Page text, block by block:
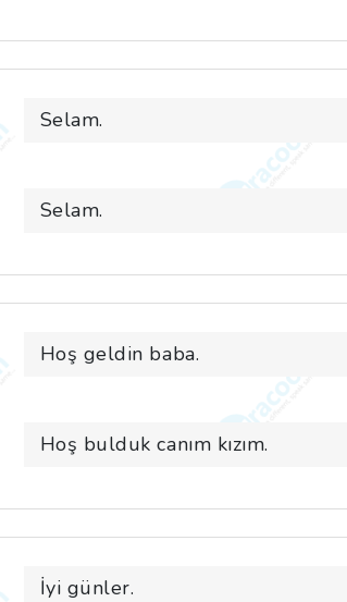
Selam.
Selam.
Hoş geldin baba.
Hoş bulduk canım kızım.
İyi günler.